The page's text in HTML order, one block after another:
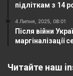
підліткам з 14
4 Липня, 2025, 08:01
Після війни
маргіналізації
Читайте наш